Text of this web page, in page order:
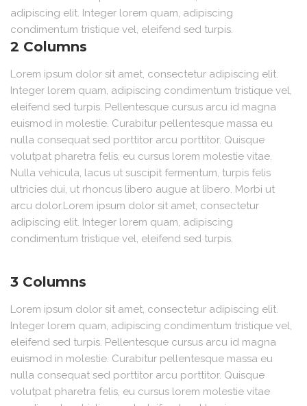
adipiscing elit. Integer lorem quam, adipiscing
condimentum tristique vel, eleifend sed turpis.
2 Columns
Lorem ipsum dolor sit amet, consectetur adipiscing elit.
Integer lorem quam, adipiscing condimentum tristique vel,
eleifend sed turpis. Pellentesque cursus arcu id magna
euismod in molestie. Curabitur pellentesque massa eu
nulla consequat sed porttitor arcu porttitor. Quisque
volutpat pharetra felis, eu cursus lorem molestie vitae.
Nulla vehicula, lacus ut suscipit fermentum, turpis felis
ultricies dui, ut rhoncus libero augue at libero. Morbi ut
arcu dolor.Lorem ipsum dolor sit amet, consectetur
adipiscing elit. Integer lorem quam, adipiscing
condimentum tristique vel, eleifend sed turpis.
3 Columns
Lorem ipsum dolor sit amet, consectetur adipiscing elit.
Integer lorem quam, adipiscing condimentum tristique vel,
eleifend sed turpis. Pellentesque cursus arcu id magna
euismod in molestie. Curabitur pellentesque massa eu
nulla consequat sed porttitor arcu porttitor. Quisque
volutpat pharetra felis, eu cursus lorem molestie vitae